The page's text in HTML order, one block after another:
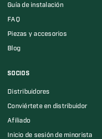
Guía de instalación
FAQ
Piezas y accesorios
Blog
SOCIOS
Distribuidores
Conviértete en distribuidor
Afiliado
Inicio de sesión de minorista